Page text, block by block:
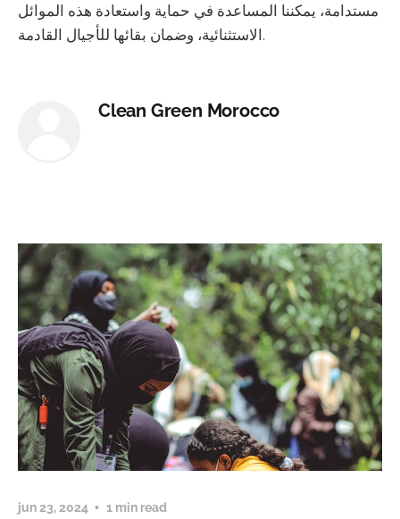
مستدامة، يمكننا المساعدة في حماية واستعادة هذه الموائل
الاستثنائية، وضمان بقائها للأجيال القادمة.
Clean Green Morocco
jun 23, 2024 1 min read